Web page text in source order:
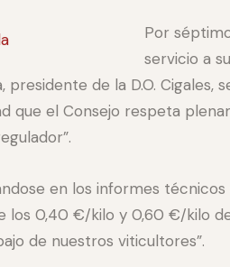
Por
servicio a
presidente de la D.O.
que el Consejo respeta
en los informes técnicos
los 0,40 €/kilo y 0,60 €/kilo
de nuestros viticultores”.